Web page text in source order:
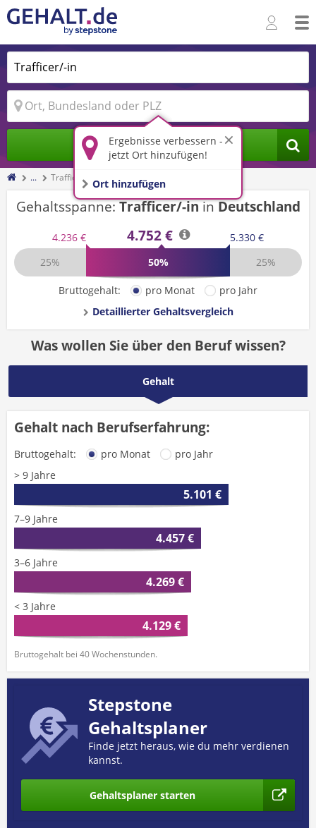
Ergebnisse verbessern -
jetzt Ort hinzufügen!
Ort hinzufügen
Jobs finden
... Trafficer/-in
Gehaltsspanne:Trafficer/-ininDeutschland
4.236 € 4.752 €
5.330 €
25%
50% 25%
Bruttogehalt: pro Monat
pro Jahr
Detaillierter Gehaltsvergleich
Was wollen Sie über den Beruf wissen?
Gehalt
Gehalt nach Berufserfahrung:
Bruttogehalt: pro Monat
pro Jahr
> 9 Jahre
5.101 €
7–9 Jahre
4.457 €
3–6 Jahre
4.269 €
< 3 Jahre
4.129 €
Bruttogehalt bei 40 Wochenstunden.
Stepstone
Gehaltsplaner
Finde jetzt heraus, wie du mehr verdienen
kannst.
Gehaltsplaner starten